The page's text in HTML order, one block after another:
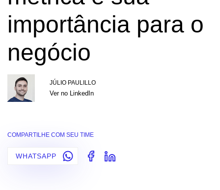
importância para o
negócio
JÚLIO PAULILLO
Ver no LinkedIn
COMPARTILHE COM SEU TIME
WHATSAPP